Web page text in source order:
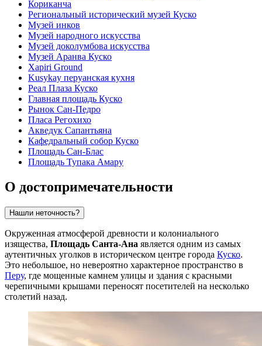
Кориканча
Региональный исторический музей Куско
Музей инков
Музей народного искусства
Музей доколумбова искусства
Музей Аранва Куско
Xapiri Ground
Kusykay перуанская кухня
Реал Плаза Куско
Главная площадь Куско
Рынок Сан-Педро
Пласа Регохихо
Акведук Сапантьяна
Кафедральный собор Куско
Площадь Сан-Блас
Площадь Тупака Амару
О достопримечательности
Нашли неточность?
Окруженная атмосферой древности и колониального
изящества, Площадь Санта-Ана является одним из самых
аутентичных уголков в историческом центре города Куско.
Это небольшое, но невероятно характерное пространство в
Перу, где мощенные камнем улицы и здания с красными
черепичными крышами переносят посетителей на несколько
столетий назад.